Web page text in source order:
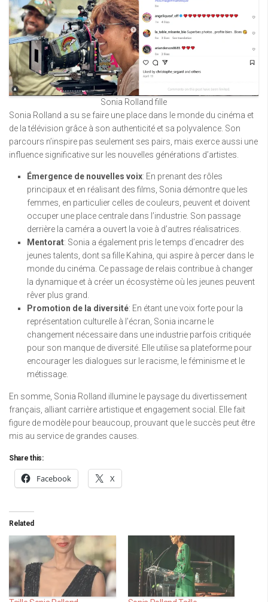
Sonia Rolland fille
Sonia Rolland a su se faire une place dans le monde du cinéma et
de la télévision grâce à son authenticité et sa polyvalence. Son
parcours n’inspire pas seulement ses pairs, mais exerce aussi une
influence significative sur les nouvelles générations d’artistes.
Émergence de nouvelles voix: En prenant des rôles
principaux et en réalisant des films, Sonia démontre que les
femmes, en particulier celles de couleurs, peuvent et doivent
occuper une place centrale dans l’industrie. Son passage
derrière la caméra a ouvert la voie à d’autres réalisatrices.
Mentorat: Sonia a également pris le temps d’encadrer des
jeunes talents, dont sa fille Kahina, qui aspire à percer dans le
monde du cinéma. Ce passage de relais contribue à changer
la dynamique et à créer un écosystème où les jeunes peuvent
rêver plus grand.
Promotion de la diversité: En étant une voix forte pour la
représentation culturelle à l’écran, Sonia incarne le
changement nécessaire dans une industrie parfois critiquée
pour son manque de diversité. Elle utilise sa plateforme pour
encourager les dialogues sur le racisme, le féminisme et le
métissage.
En somme, Sonia Rolland illumine le paysage du divertissement
français, alliant carrière artistique et engagement social. Elle fait
figure de modèle pour beaucoup, prouvant que le succès peut être
mis au service de grandes causes.
Share this:
Facebook X
Related